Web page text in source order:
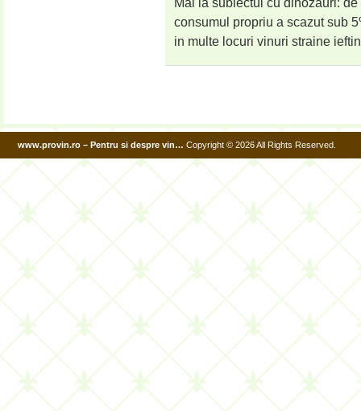
Mai la subiectul cu dinozauri:
consumul propriu a scazut sub
in multe locuri vinuri straine
www.provin.ro – Pentru si despre vin… Copyright © 2026 All Rights Reserved.